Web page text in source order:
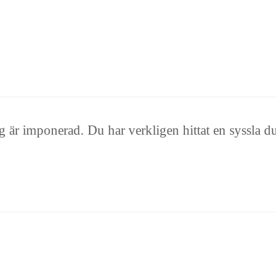
är imponerad. Du har verkligen hittat en syssla du